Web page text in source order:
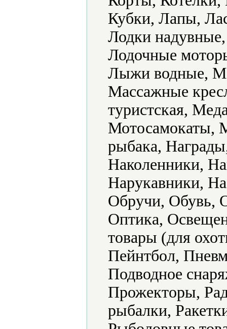
Кубки, Лапы,
Лодки
Лодочные
Лыжи водные,
Массажные
туристская,
Мотосамокаты,
рыбака,
Наколенники,
Нарукавники,
Обручи, Обувь,
Оптика,
товары (для
Пейнтбол,
Подводное
Прожекторы,
рыбалки,